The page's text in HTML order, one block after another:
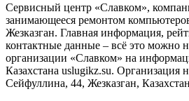
Сервисный центр «Славком»,
занимающееся ремонтом
Жезказган. Главная информация,
контактные данные – всё это можно
организации «Славком» на
Казахстана uslugikz.su. Организация
Сейфуллина, 44, Жезказган,